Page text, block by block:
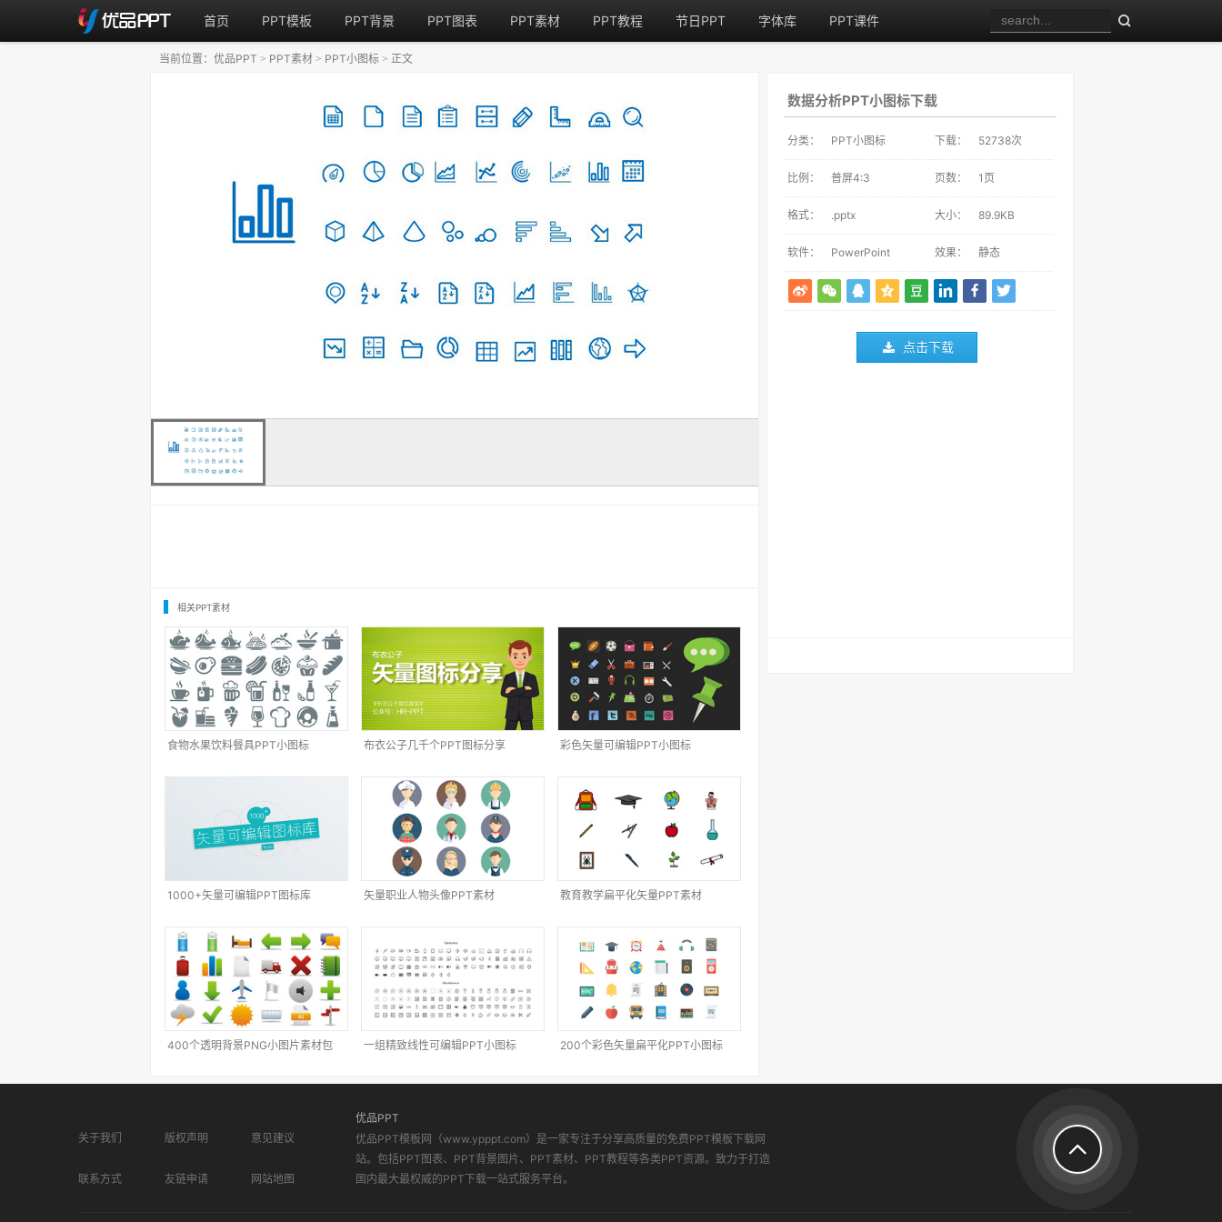
首页 PPT模板 PPT背景 PPT图表 PPT素材 PPT教程 节日PPT 字体库 PPT课件
数据分析PPT小图标下载
分类： PPT小图标 下载： 52738次
比例： 普屏4:3 页数： 1页
格式： .pptx 大小： 89.9KB
软件： PowerPoint 效果： 静态
点击下载
当前位置： 优品PPT > PPT素材 > PPT小图标 > 正文
相关PPT素材
食物水果饮料餐具PPT小图标 布衣公子几千个PPT图标分享 彩色矢量可编辑PPT小图标
1000+矢量可编辑PPT图标库 矢量职业人物头像PPT素材 教育教学扁平化矢量PPT素材
400个透明背景PNG小图片素材包 一组精致线性可编辑PPT小图标 200个彩色矢量扁平化PPT小图标
关于我们 版权声明 意见建议
联系方式 友链申请 网站地图
优品PPT
优品PPT模板网（www.ypppt.com）是一家专注于分享高质量的免费PPT模板下载网
站。包括PPT图表、PPT背景图片、PPT素材、PPT教程等各类PPT资源。致力于打造
国内最大最权威的PPT下载一站式服务平台。